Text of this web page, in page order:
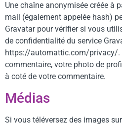
Une chaîne anonymisée créée à
mail (également appelée hash)
Gravatar pour vérifier si vous
de confidentialité du service
https://automattic.com/privacy/.
commentaire, votre photo de
à coté de votre commentaire.
Médias
Si vous téléversez des images